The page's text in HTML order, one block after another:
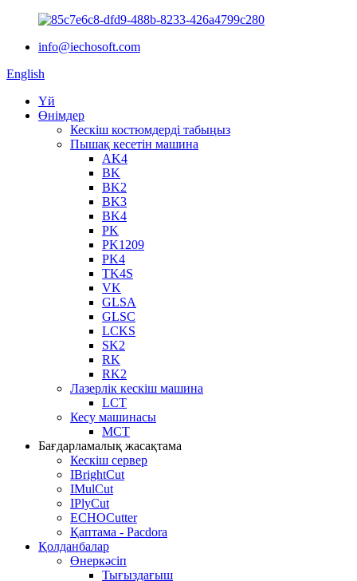
info@iechosoft.com
English
Үй
Өнімдер
Кескіш костюмдерді табыңыз
Пышақ кесетін машина
AK4
BK
BK2
BK3
BK4
PK
PK1209
PK4
TK4S
VK
GLSA
GLSC
LCKS
SK2
RK
RK2
Лазерлік кескіш машина
LCT
Кесу машинасы
MCT
Бағдарламалық жасақтама
Кескіш сервер
IBrightCut
IMulCut
IPlyCut
ECHOCutter
Қаптама - Pacdora
Қолданбалар
Өнеркәсіп
Тығыздағыш